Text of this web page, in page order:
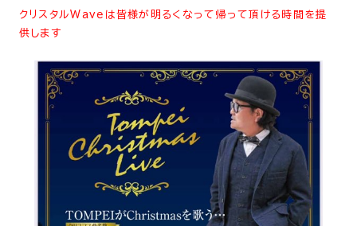
クリスタルWaveは皆様が明るくなって帰って頂ける時間を提
供します